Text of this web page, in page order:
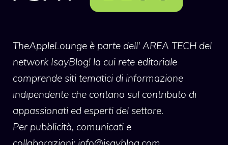
TheAppleLounge è parte dell' AREA TECH del
network IsayBlog! la cui rete editoriale
comprende siti tematici di informazione
indipendente che contano sul contributo di
appassionati ed esperti del settore.
Per pubblicità, comunicati e